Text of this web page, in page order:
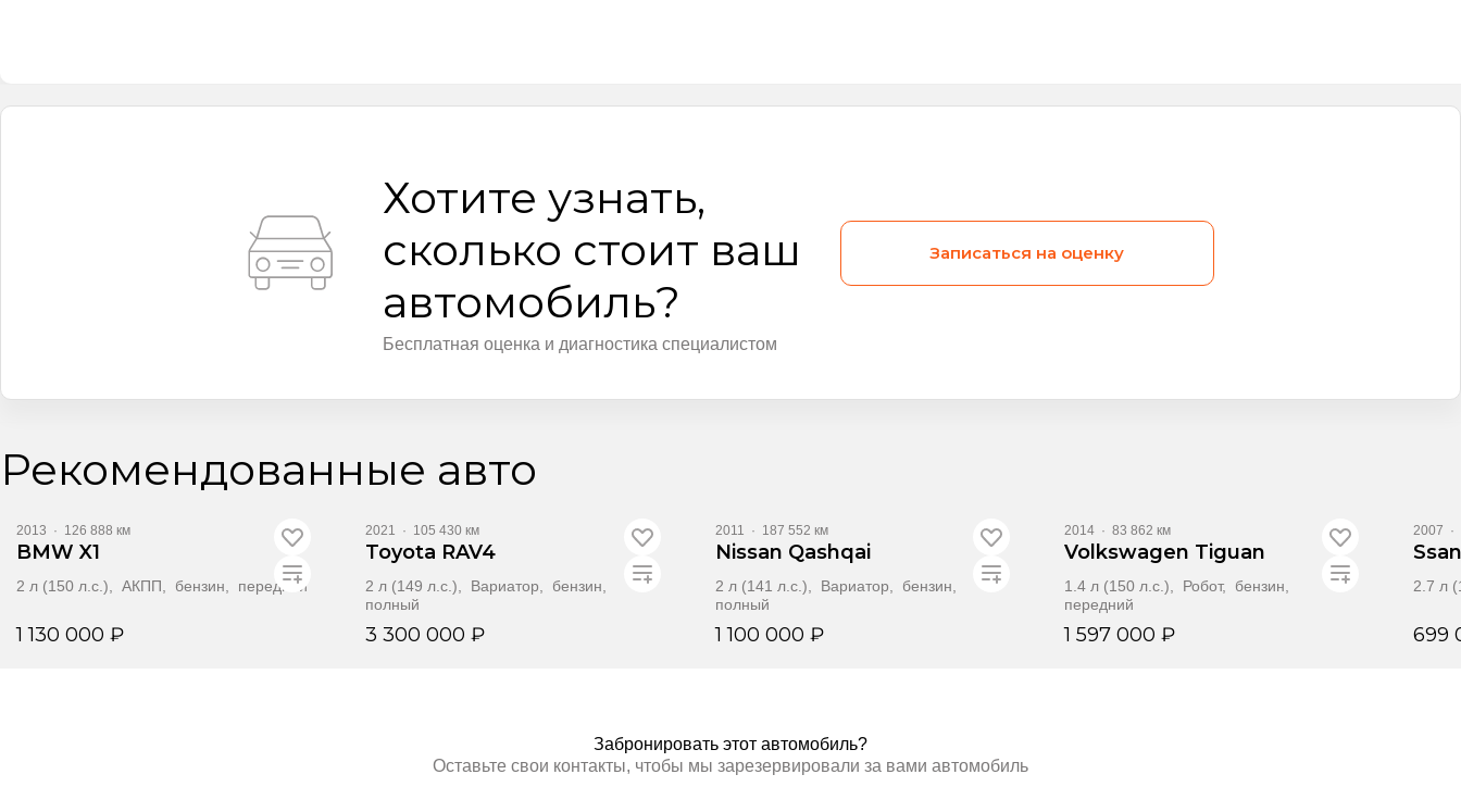
Хотите узнать,
сколько стоит ваш
автомобиль?
Бесплатная оценка и диагностика специалистом
Записаться на оценку
Рекомендованные авто
Видео
2013 · 126 888 км
BMW X1
2 л (150 л.с.), АКПП, бензин, передний
1 130 000 ₽
Видео
2021 · 105 430 км
Toyota RAV4
2 л (149 л.с.), Вариатор, бензин,
полный
3 300 000 ₽
2011 · 187 552 км
Nissan Qashqai
2 л (141 л.с.), Вариатор, бензин,
полный
1 100 000 ₽
2014 · 83 862 км
Volkswagen Tiguan
1.4 л (150 л.с.), Робот, бензин,
передний
1 597 000 ₽
2007 ·
2.7 л
699
Забронировать этот автомобиль?
Оставьте свои контакты, чтобы мы зарезервировали за вами автомобиль